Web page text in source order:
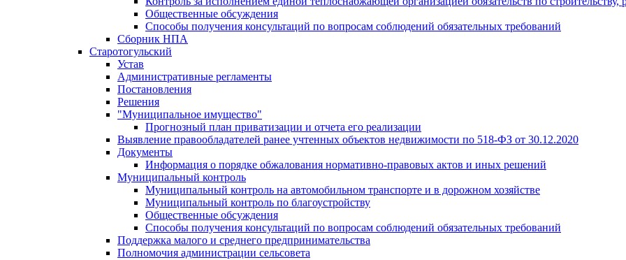
Общественные обсуждения
Способы получения консультаций по вопросам соблюдений обязательных требований
Сборник НПА
Старотогульский
Устав
Административные регламенты
Постановления
Решения
"Муниципальное имущество"
Прогнозный план приватизации и отчета его реализации
Выявление правообладателей ранее учтенных объектов недвижимости по 518-ФЗ от 30.12.2020
Документы
Информация о порядке обжалования нормативно-правовых актов и иных решений
Муниципальный контроль
Муниципальный контроль на автомобильном транспорте и в дорожном хозяйстве
Муниципальный контроль по благоустройству
Общественные обсуждения
Способы получения консультаций по вопросам соблюдений обязательных требований
Поддержка малого и среднего предпринимательства
Полномочия администрации сельсовета